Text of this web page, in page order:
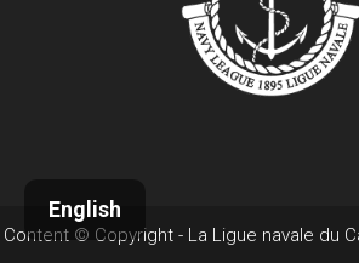
English
Content © Copyright - La Ligue navale du